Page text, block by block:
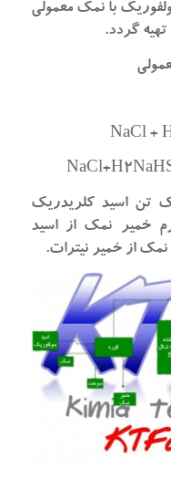
با نمک معمولی
تهیه گردد.
NaCl +
یک تن اسید کلریدریک
و ۵۷۲ کیلو گرم خمیر نمک از اسید